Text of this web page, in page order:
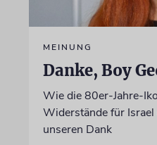
MEINUNG
Danke, Boy
Wie die 80er-Jahre-
Widerstände für
unseren Dank